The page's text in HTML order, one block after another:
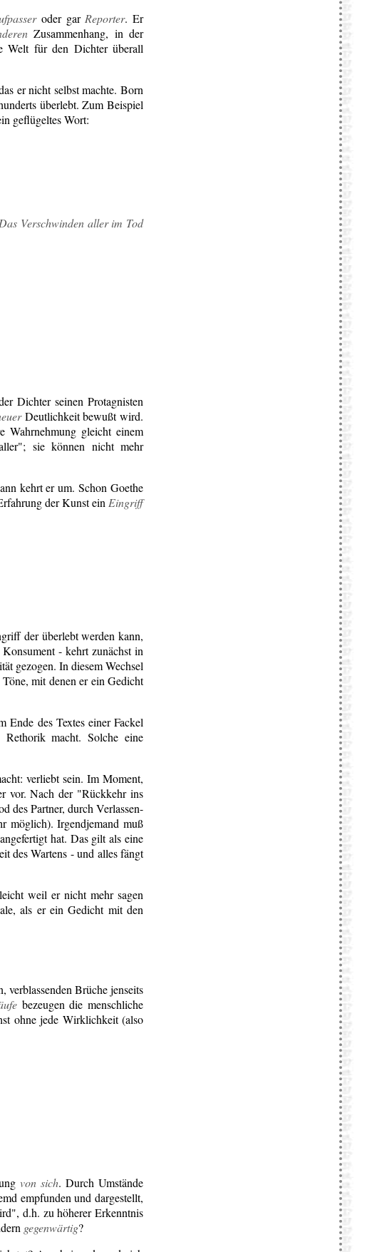
oder gar Reporter. Er
Zusammenhang, in der
Welt für den Dichter überall
er nicht selbst machte. Born
überlebt. Zum Beispiel
geflügeltes Wort:
Das Verschwinden aller im Tod
Dichter seinen Protagnisten
Deutlichkeit bewußt wird.
gleicht einem
sie können nicht mehr
kehrt er um. Schon Goethe
der Kunst ein Eingriff
der überlebt werden kann,
- kehrt zunächst in
gezogen. In diesem Wechsel
mit denen er ein Gedicht
des Textes einer Fackel
macht. Solche eine
verliebt sein. Im Moment,
vor. Nach der "Rückkehr ins
des Partner, durch Verlassen-
möglich). Irgendjemand muß
hat. Das gilt als eine
des Wartens - und alles fängt
weil er nicht mehr sagen
als er ein Gedicht mit den
Brüche jenseits
bezeugen die menschliche
ohne jede Wirklichkeit (also
von sich. Durch Umstände
empfunden und dargestellt,
d.h. zu höherer Erkenntnis
gegenwärtig?